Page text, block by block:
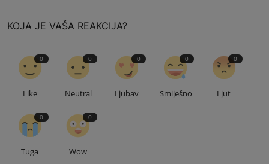
KOJA JE VAŠA REAKCIJA?
0
Like
0
Neutral
0
Ljubav
0
Smiješno
0
Ljut
0
Tuga
0
Wow